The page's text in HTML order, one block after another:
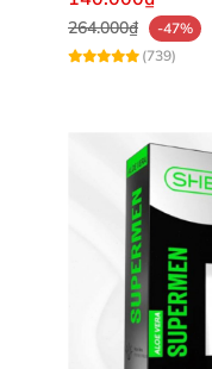
264.000₫
-47%
(739)